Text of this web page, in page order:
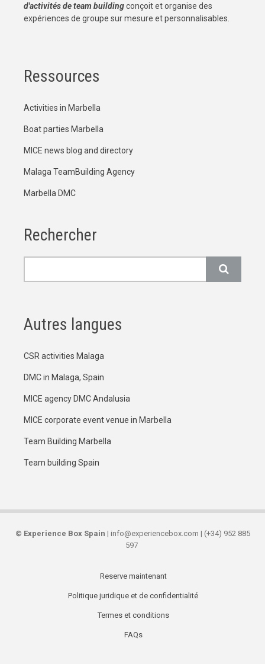
d'activités de team buildingconçoit et organise des
expériences de groupe sur mesure et personnalisables.
Ressources
Activities in Marbella
Boat parties Marbella
MICE news blog and directory
Malaga TeamBuilding Agency
Marbella DMC
Rechercher
Autres langues
CSR activities Malaga
DMC in Malaga, Spain
MICE agency DMC Andalusia
MICE corporate event venue in Marbella
Team Building Marbella
Team building Spain
© Experience Box Spain | info@experiencebox.com | (+34) 952 885
597
Reserve maintenant
Politique juridique et de confidentialité
Termes et conditions
FAQs